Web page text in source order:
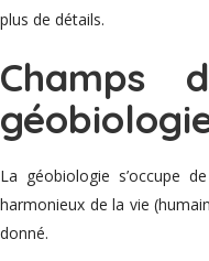
plus de détails.
Champs
La géobiologie s’occupe
harmonieux de la vie
donné.